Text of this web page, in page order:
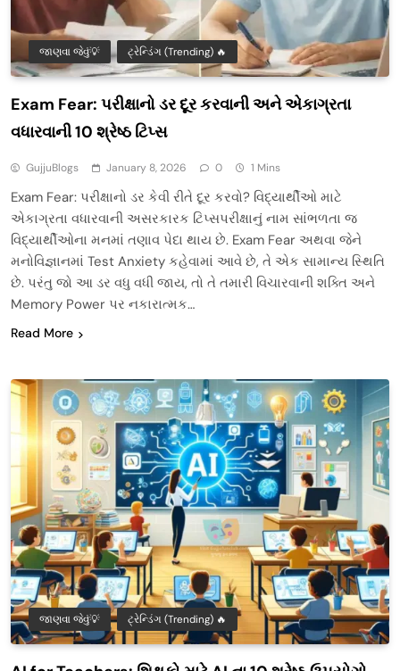
જાણવા જેવું💡 ટ્રેન્ડિંગ (Trending) 🔥
Exam Fear: પરીક્ષાનો ડર દૂર કરવાની અને એકાગ્રતા
વધારવાની 10 શ્રેષ્ઠ ટિપ્સ
GujjuBlogs January 8, 2026 0 1 Mins
Exam Fear: પરીક્ષાનો ડર કેવી રીતે દૂર કરવો? વિદ્યાર્થીઓ માટે
એકાગ્રતા વધારવાની અસરકારક ટિપ્સપરીક્ષાનું નામ સાંભળતા જ
વિદ્યાર્થીઓના મનમાં તણાવ પેદા થાય છે. Exam Fear અથવા જેને
મનોવિજ્ઞાનમાં Test Anxiety કહેવામાં આવે છે, તે એક સામાન્ય સ્થિતિ
છે. પરંતુ જો આ ડર વધુ વધી જાય, તો તે તમારી વિચારવાની શક્તિ અને
Memory Power પર નકારાત્મક…
Read More
જાણવા જેવું💡 ટ્રેન્ડિંગ (Trending) 🔥